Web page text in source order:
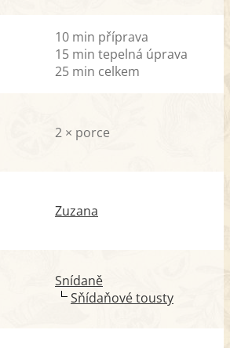
10 min příprava
15 min tepelná úprava
25 min celkem
2 × porce
Zuzana
Snídaně
Sňídaňové tousty